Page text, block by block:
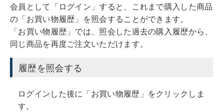
会員として「ログイン」すると、これまで購入した商品
の「お買い物履歴」を照会することができます。
「お買い物履歴」では、照会した過去の購入履歴から、
同じ商品を再度ご注文いただけます。
履歴を照会する
ログインした後に「お買い物履歴」をクリックしま
す。